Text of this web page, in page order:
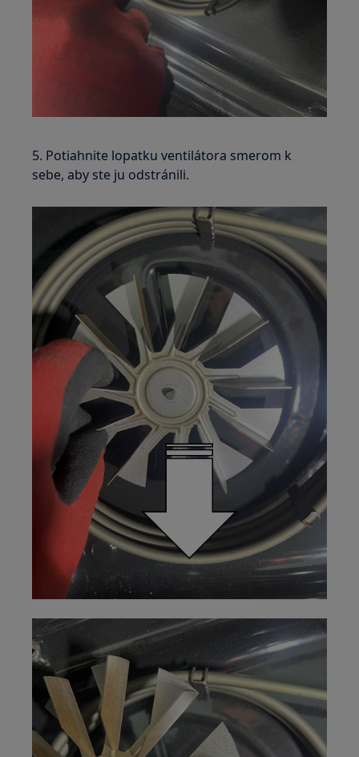
5. Potiahnite lopatku ventilátora smerom k
sebe, aby ste ju odstránili.